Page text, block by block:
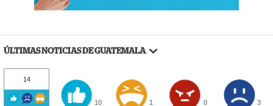
ÚLTIMAS NOTICIAS DE GUATEMALA
14
10 1 0 3